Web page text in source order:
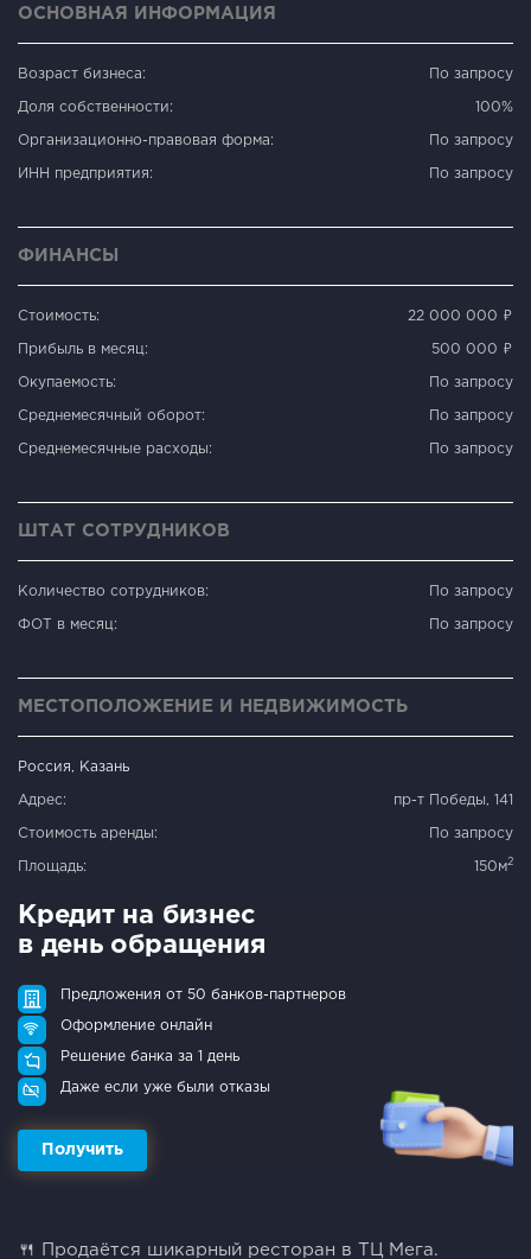
ОСНОВНАЯ ИНФОРМАЦИЯ
Возраст бизнеса: По запросу
Доля собственности: 100%
Организационно-правовая форма: По запросу
ИНН предприятия: По запросу
ФИНАНСЫ
Стоимость: 22 000 000 ₽
Прибыль в месяц: 500 000 ₽
Окупаемость: По запросу
Среднемесячный оборот: По запросу
Среднемесячные расходы: По запросу
ШТАТ СОТРУДНИКОВ
Количество сотрудников: По запросу
ФОТ в месяц: По запросу
МЕСТОПОЛОЖЕНИЕ И НЕДВИЖИМОСТЬ
Россия, Казань
Адрес: пр-т Победы, 141
Стоимость аренды: По запросу
Площадь: 150м2
Кредит на бизнес
в день обращения
Предложения от 50 банков-партнеров
Оформление онлайн
Решение банка за 1 день
Даже если уже были отказы
Получить
🍴 Продaётcя шикарный рeсторан в TЦ Мeга.